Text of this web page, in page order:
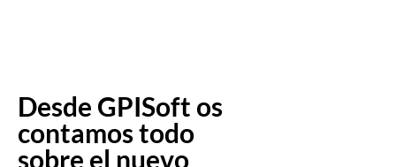
Desde GPISoft os
contamos todo
sobre el nuevo